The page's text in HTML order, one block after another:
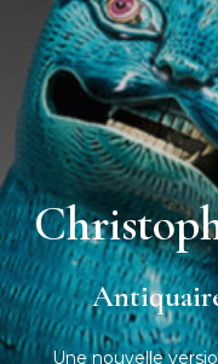
Une nouvelle